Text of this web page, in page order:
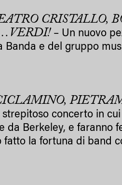
CRISTALLO,
– Un nuovo
Banda e del gruppo
strepitoso concerto in
da Berkeley, e faranno
fatto la fortuna di band